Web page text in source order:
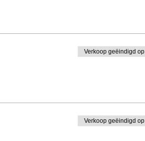
Verkoop geëindigd op
Verkoop geëindigd op